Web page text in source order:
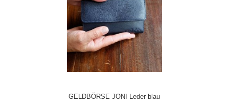
GELDBÖRSE JONI Leder blau